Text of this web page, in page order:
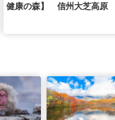
健康の森】 信州大芝高原